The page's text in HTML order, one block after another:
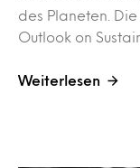
des Planeten. Die
Outlook on
Weiterlesen